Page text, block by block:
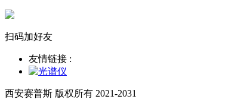
扫码加好友
友情链接 :
西安赛普斯 版权所有 2021-2031